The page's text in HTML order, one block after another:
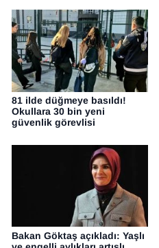
81 ilde düğmeye basıldı!
Okullara 30 bin yeni
güvenlik görevlisi
Bakan Göktaş açıkladı: Yaşlı